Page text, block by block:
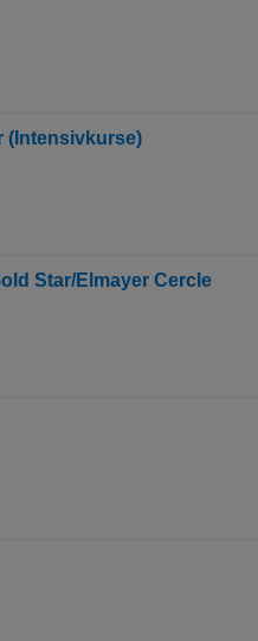
(Intensivkurse)
Star/Elmayer Cercle